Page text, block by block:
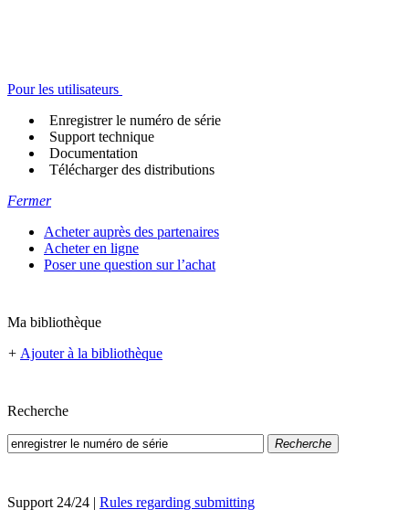
Pour les utilisateurs
Enregistrer le numéro de série
Support technique
Documentation
Télécharger des distributions
Fermer
Acheter auprès des partenaires
Acheter en ligne
Poser une question sur l’achat
Ma bibliothèque
+ Ajouter à la bibliothèque
Recherche
Recherche
Support 24/24 | Rules regarding submitting